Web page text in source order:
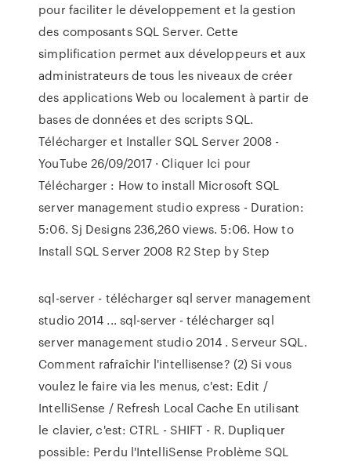
pour faciliter le développement et la gestion
des composants SQL Server. Cette
simplification permet aux développeurs et aux
administrateurs de tous les niveaux de créer
des applications Web ou localement à partir de
bases de données et des scripts SQL.
Télécharger et Installer SQL Server 2008 -
YouTube 26/09/2017 · Cliquer Ici pour
Télécharger : How to install Microsoft SQL
server management studio express - Duration:
5:06. Sj Designs 236,260 views. 5:06. How to
Install SQL Server 2008 R2 Step by Step
sql-server - télécharger sql server management
studio 2014 ... sql-server - télécharger sql
server management studio 2014 . Serveur SQL.
Comment rafraîchir l'intellisense? (2) Si vous
voulez le faire via les menus, c'est: Edit /
IntelliSense / Refresh Local Cache En utilisant
le clavier, c'est: CTRL - SHIFT - R. Dupliquer
possible: Perdu l'IntelliSense Problème SQL